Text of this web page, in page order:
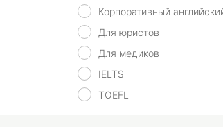
Корпоративный
Для юристов
Для медиков
IELTS
TOEFL